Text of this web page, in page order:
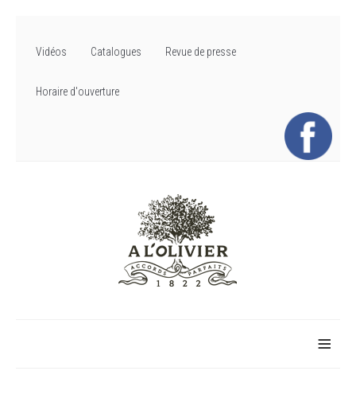
Vidéos Catalogues Revue de presse
Horaire d'ouverture
≡